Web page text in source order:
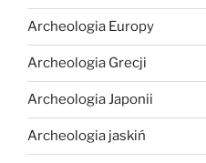
Archeologia Europy
Archeologia Grecji
Archeologia Japonii
Archeologia jaskiń